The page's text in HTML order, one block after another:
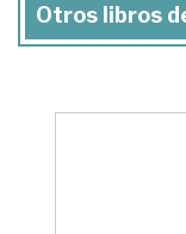
Otros libros